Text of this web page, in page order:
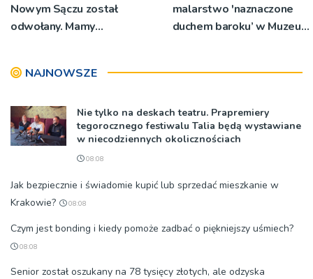
Nowym Sączu został
odwołany. Mamy
malarstwo 'naznaczone
duchem baroku’ w Muzeum
NAJNOWSZE
Nie tylko na deskach teatru. Prapremiery
tegorocznego festiwalu Talia będą wystawiane
w niecodziennych okolicznościach
08:08
Jak bezpiecznie i świadomie kupić lub sprzedać mieszkanie w
Krakowie?
08:08
Czym jest bonding i kiedy pomoże zadbać o piękniejszy uśmiech?
08:08
Senior został oszukany na 78 tysięcy złotych, ale odzyska